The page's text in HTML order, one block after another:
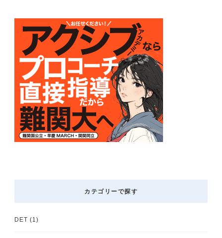
カテゴリーで探す
DET (1)